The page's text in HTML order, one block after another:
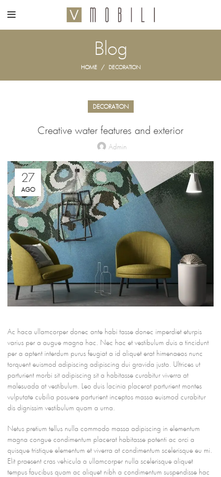
Blog
HOME DECORATION
DECORATION
Creative water features and exterior
Admin
27
AGO
Ac haca ullamcorper donec ante habi tasse donec imperdiet eturpis
varius per a augue magna hac. Nec hac et vestibulum duis a tincidunt
per a aptent interdum purus feugiat a id aliquet erat himenaeos nunc
torquent euismod adipiscing adipiscing dui gravida justo. Ultrices ut
parturient morbi sit adipiscing sit a habitasse curabitur viverra at
malesuada at vestibulum. Leo duis lacinia placerat parturient montes
vulputate cubilia posuere parturient inceptos massa euismod curabitur
dis dignissim vestibulum quam a urna.
Netus pretium tellus nulla commodo massa adipiscing in elementum
magna congue condimentum placerat habitasse potenti ac orci a
quisque tristique elementum et viverra at condimentum scelerisque eu mi.
Elit praesent cras vehicula a ullamcorper nulla scelerisque aliquet
tempus faucibus quam ac aliquet nibh a condimentum suspendisse hac